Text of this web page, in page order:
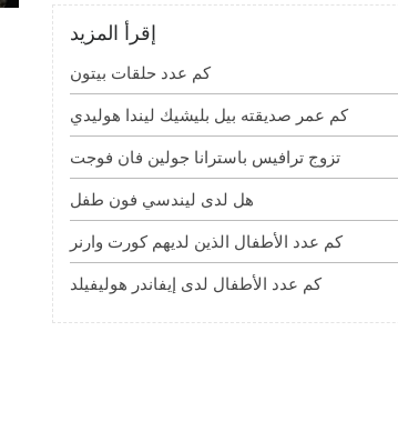
إقرأ المزيد
كم عدد حلقات بيتون
كم عمر صديقته بيل بليشيك ليندا هوليدي
تزوج ترافيس باسترانا جولين فان فوجت
هل لدى ليندسي فون طفل
كم عدد الأطفال الذين لديهم كورت وارنر
كم عدد الأطفال لدى إيفاندر هوليفيلد